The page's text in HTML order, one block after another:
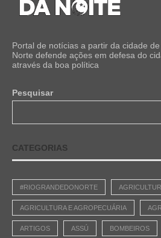
Portal de notícias a partir da cidade
Norte defende ações em defesa do
através da boa política
Pesquisar
CATEGORIAS
#RIOGRANDEDONORTE
AGRICULTURA E AGROPECUÁRIA
ARTIGOS ASSÚ BOMBEIROS